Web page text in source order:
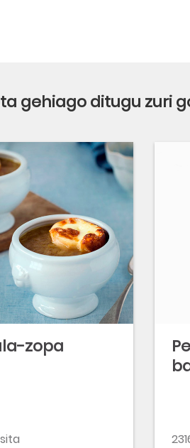
gehiago ditugu zuri
zopa